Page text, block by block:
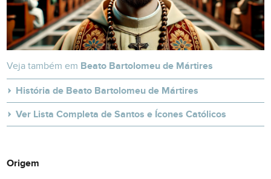
Veja também em Beato Bartolomeu de Mártires
História de Beato Bartolomeu de Mártires
Ver Lista Completa de Santos e Ícones Católicos
Origem